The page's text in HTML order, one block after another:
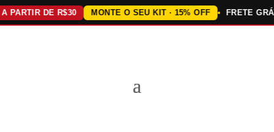
DE R$30 MONTE O SEU KIT · 15% OFF FRETE